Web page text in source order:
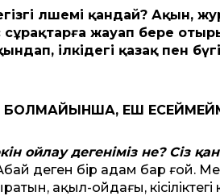
өлшемі қандай?
жауап бере
ілкідегі қазақ пен
ЕШ
ойлау дегеніміз не? Сіз
деген бір адам бар ғой.
ақыл-ойдағы, кісіліктегі